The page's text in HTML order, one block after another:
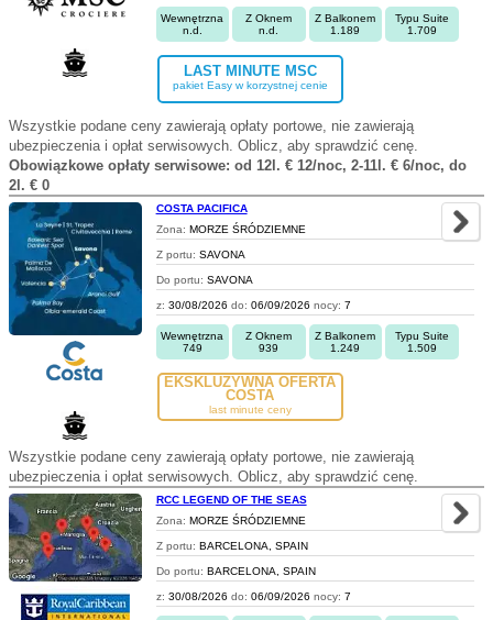
Wewnętrzna
n.d.
Z Oknem
n.d.
Z Balkonem
1.189
Typu Suite
1.709
LAST MINUTE MSC
pakiet Easy w korzystnej cenie
Wszystkie podane ceny zawierają opłaty portowe, nie zawierają
ubezpieczenia i opłat serwisowych. Oblicz, aby sprawdzić cenę.
Obowiązkowe opłaty serwisowe: od 12l. € 12/noc, 2-11l. € 6/noc, do
2l. € 0
COSTA PACIFICA
Zona: MORZE ŚRÓDZIEMNE
Z portu: SAVONA
Do portu: SAVONA
z: 30/08/2026 do: 06/09/2026 nocy: 7
Wewnętrzna
749
Z Oknem
939
Z Balkonem
1.249
Typu Suite
1.509
EKSKLUZYWNA OFERTA
COSTA
last minute ceny
Wszystkie podane ceny zawierają opłaty portowe, nie zawierają
ubezpieczenia i opłat serwisowych. Oblicz, aby sprawdzić cenę.
RCC LEGEND OF THE SEAS
Zona: MORZE ŚRÓDZIEMNE
Z portu: BARCELONA, SPAIN
Do portu: BARCELONA, SPAIN
z: 30/08/2026 do: 06/09/2026 nocy: 7